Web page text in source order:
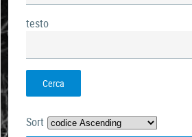
testo
Cerca
Sort